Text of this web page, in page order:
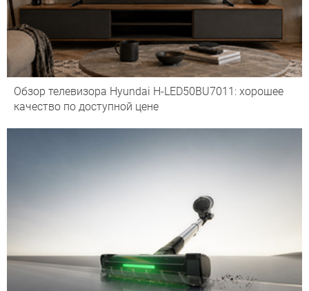
Обзор телевизора Hyundai H-LED50BU7011: хорошее
качество по доступной цене